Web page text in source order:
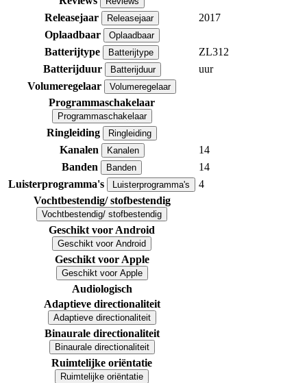
Releasejaar Releasejaar
2017
Oplaadbaar
Oplaadbaar
Batterijtype Batterijtype
ZL312
Batterijduur
Batterijduur
uur
Volumeregelaar
Volumeregelaar
Programmaschakelaar
Programmaschakelaar
Ringleiding Ringleiding
Kanalen Kanalen
14
Banden
Banden
14
Luisterprogramma's
Luisterprogramma's
4
Vochtbestendig/ stofbestendig
Vochtbestendig/ stofbestendig
Geschikt voor Android
Geschikt voor Android
Geschikt voor Apple
Geschikt voor Apple
Audiologisch
Adaptieve directionaliteit
Adaptieve directionaliteit
Binaurale directionaliteit
Binaurale directionaliteit
Ruimtelijke oriëntatie
Ruimtelijke oriëntatie